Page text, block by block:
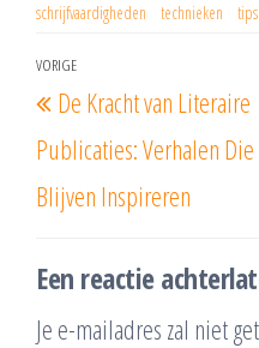
schrijfvaardigheden technieken tips
Berichtnavigatie
Vorig
bericht
VORIGE
De Kracht van Literaire
Publicaties: Verhalen Die
Blijven Inspireren
Een reactie
Je e-mailadres zal niet